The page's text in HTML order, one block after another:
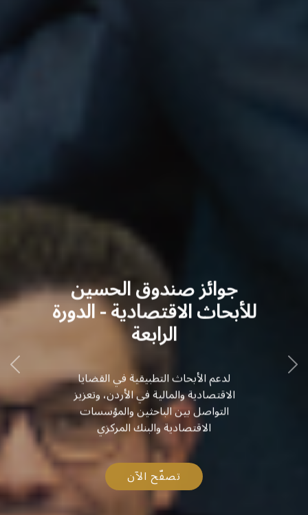
جوائز صندوق الحسين
للأبحاث الاقتصادية - الدورة
الرابعة
لدعم الأبحاث التطبيقية في القضايا
الاقتصادية والمالية في الأردن، وتعزيز
التواصل بين الباحثين والمؤسسات
الاقتصادية والبنك المركزي
تصفّح الآن